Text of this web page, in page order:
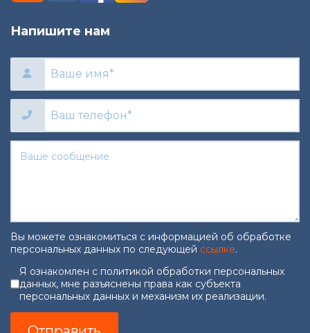
Напишите нам
Вы можете ознакомиться с информацией об обработке
персональных данных по следующей ссылке.
Согласие на обработку
Я ознакомлен с политикой обработки персональных
данных, мне разъяснены права как субъекта
персональных данных и механизм их реализации.